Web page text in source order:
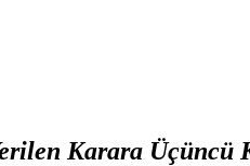
Karara Üçüncü